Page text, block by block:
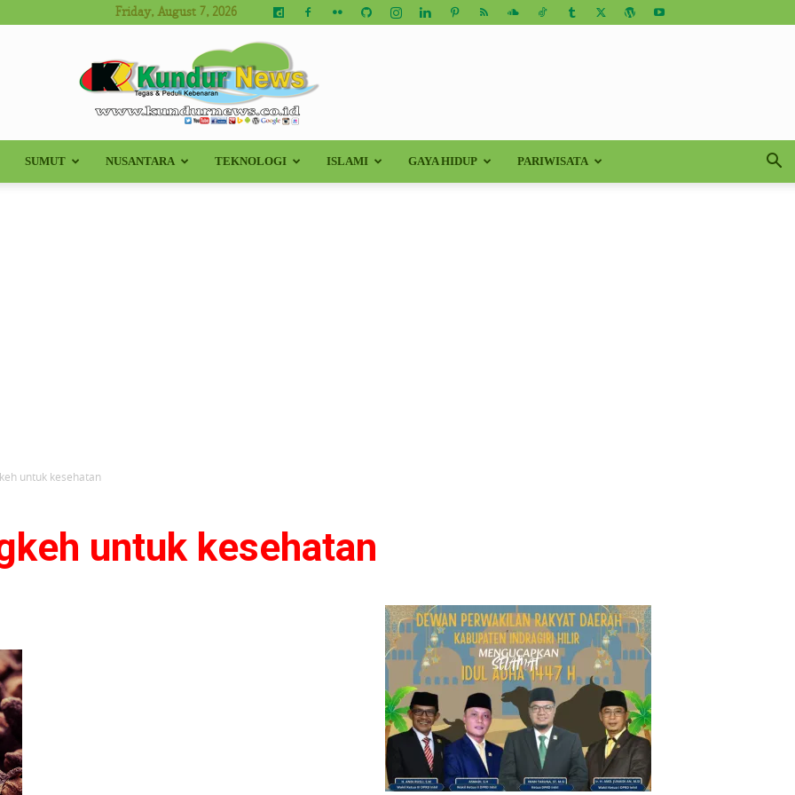
Friday, August 7, 2026
Kundur
SUMUT NUSANTARA TEKNOLOGI ISLAMI GAYA HIDUP PARIWISATA
untuk kesehatan
untuk kesehatan